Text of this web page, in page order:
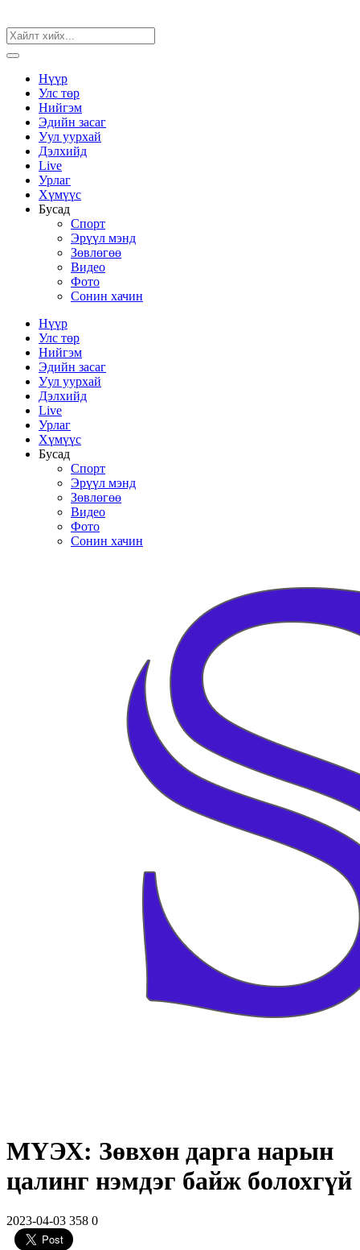
Нүүр
Улс төр
Нийгэм
Эдийн засаг
Уул уурхай
Дэлхийд
Live
Урлаг
Хүмүүс
Бусад
Спорт
Эрүүл мэнд
Зөвлөгөө
Видео
Фото
Сонин хачин
Нүүр
Улс төр
Нийгэм
Эдийн засаг
Уул уурхай
Дэлхийд
Live
Урлаг
Хүмүүс
Бусад
Спорт
Эрүүл мэнд
Зөвлөгөө
Видео
Фото
Сонин хачин
МҮЭХ: Зөвхөн дарга нарын
цалинг нэмдэг байж болохгүй
2023-04-03 358 0